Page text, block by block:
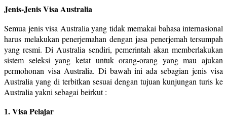
Jenis-Jenis Visa Australia
Semua jenis visa Australia yang tidak memakai bahasa internasional
harus melakukan penerjemahan dengan jasa penerjemah tersumpah
yang resmi. Di Australia sendiri, pemerintah akan memberlakukan
sistem seleksi yang ketat untuk orang-orang yang mau ajukan
permohonan visa Australia. Di bawah ini ada sebagian jenis visa
Australia yang di terbitkan sesuai dengan tujuan kunjungan turis ke
Australia yakni sebagai beirkut :
1. Visa Pelajar